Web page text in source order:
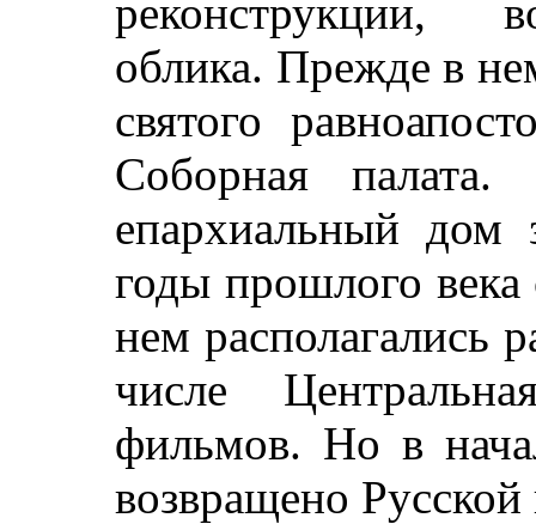
реконструкции,
облика. Прежде в
святого
Соборная
епархиальный
годы прошлого
нем располагались
числе
фильмов. Но в
возвращено